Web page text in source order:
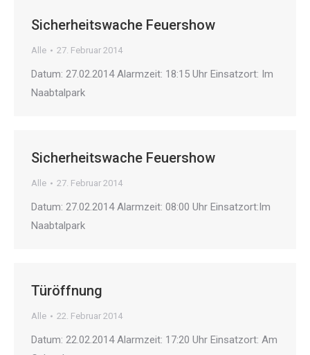
Sicherheitswache Feuershow
Alle 27. Februar 2014
Datum: 27.02.2014 Alarmzeit: 18:15 Uhr Einsatzort: Im
Naabtalpark
Sicherheitswache Feuershow
Alle 27. Februar 2014
Datum: 27.02.2014 Alarmzeit: 08:00 Uhr Einsatzort:Im
Naabtalpark
Türöffnung
Alle 22. Februar 2014
Datum: 22.02.2014 Alarmzeit: 17:20 Uhr Einsatzort: Am